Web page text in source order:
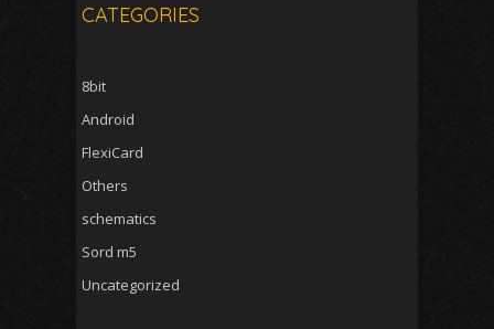
CATEGORIES
8bit
Android
FlexiCard
Others
schematics
Sord m5
Uncategorized